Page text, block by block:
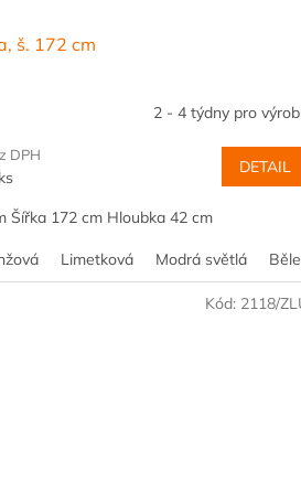
Šedá Jilm Třešeň Růžová
Kalvados Borovice Buk Dub
š. 172 cm
2 - 4 týdny pro
DPH
DETAIL
Šířka 172 cm Hloubka 42 cm
Limetková Modrá světlá
Kód: 2118/